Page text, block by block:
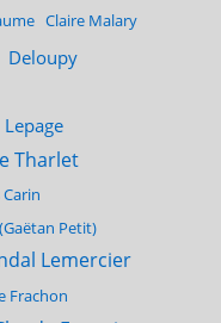
Claire Malary
Deloupy
Tharlet
Petit)
Lemercier
Frachon